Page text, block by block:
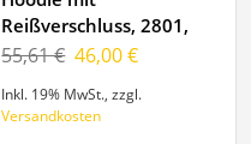
Reißverschluss, 2801,
Farbe White/Base,
55,61 € 46,00 €
Inkl. 19% MwSt.,zzgl.
Versandkosten